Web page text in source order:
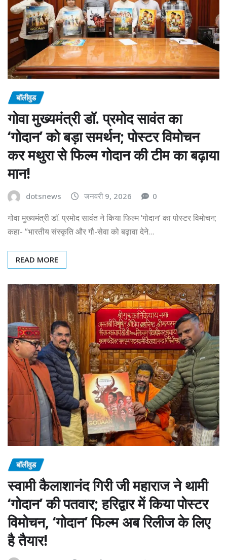
बॉलीवुड
गोवा मुख्यमंत्री डॉ. प्रमोद सावंत का
‘गोदान’ को बड़ा समर्थन; पोस्टर विमोचन
कर मथुरा से फिल्म गोदान की टीम का बढ़ाया
मान!
dotsnews जनवरी 9, 2026 0
गोवा मुख्यमंत्री डॉ. प्रमोद सावंत ने किया फिल्म ‘गोदान’ का पोस्टर विमोचन;
कहा- “भारतीय संस्कृति और गौ-सेवा को बढ़ावा देने…
READ MORE
बॉलीवुड
स्वामी कैलाशानंद गिरी जी महाराज ने थामी
‘गोदान’ की पतवार; हरिद्वार में किया पोस्टर
विमोचन, ‘गोदान’ फिल्म अब रिलीज के लिए
है तैयार!